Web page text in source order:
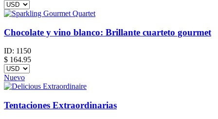
Chocolate y vino blanco: Brillante cuarteto gourmet
ID: 1150
$ 164.95
Nuevo
Tentaciones Extraordinarias